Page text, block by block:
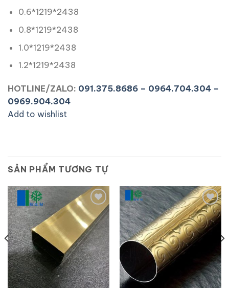
0.6*1219*2438
0.8*1219*2438
1.0*1219*2438
1.2*1219*2438
HOTLINE/ZALO: 091.375.8686 – 0964.704.304 –
0969.904.304
Add to wishlist
SẢN PHẨM TƯƠNG TỰ
Add to
wishlist
Add to
wishlist